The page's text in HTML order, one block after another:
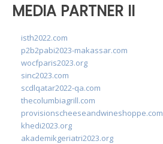
MEDIA PARTNER II
isth2022.com
p2b2pabi2023-makassar.com
wocfparis2023.org
sinc2023.com
scdlqatar2022-qa.com
thecolumbiagrill.com
provisionscheeseandwineshoppe.com
khedi2023.org
akademikgeriatri2023.org